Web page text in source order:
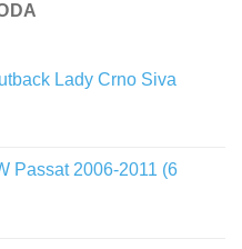
Lady Crno Siva
Passat 2006-2011 (6